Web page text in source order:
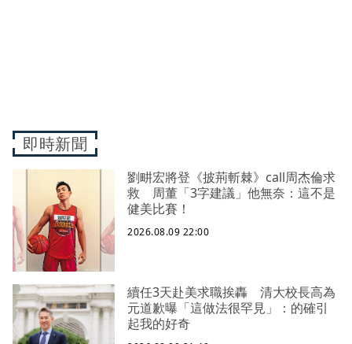
即時新聞
劉畊宏將登《披荊斬棘》call周杰倫求
救 周董「3字建議」他無奈：這不是
健美比賽！
2026.08.09 22:00
續任3天赴美求職挨轟 清大校長高為
元道歉曝「這做法很罕見」：的確引
起我的好奇